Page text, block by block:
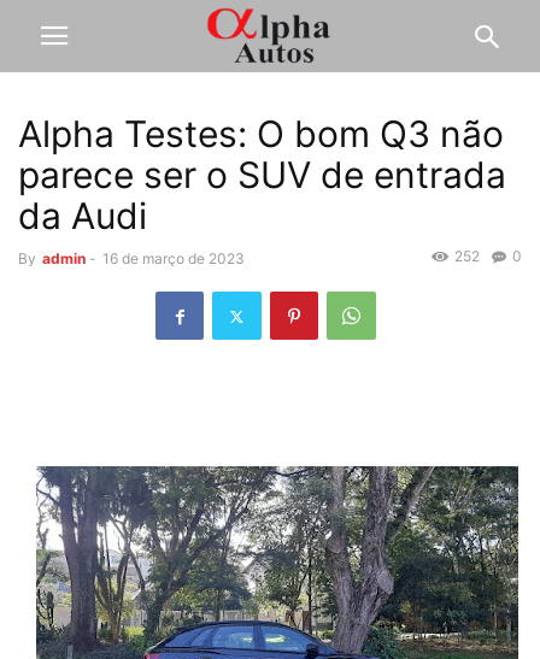
Alpha Testes: O bom Q3 não
parece ser o SUV de entrada
da Audi
By admin - 16 de março de 2023 0
252